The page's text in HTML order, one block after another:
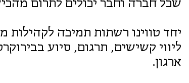
יחד טווינו רשתות תמיכה לקהילות
ליווי קשישים, תרגום, סיוע
ארגון.